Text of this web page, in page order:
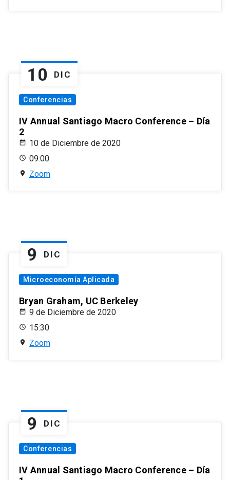
10 DIC
Conferencias
IV Annual Santiago Macro Conference – Día
2
10 de Diciembre de 2020
09:00
Zoom
9 DIC
Microeconomía Aplicada
Bryan Graham, UC Berkeley
9 de Diciembre de 2020
15:30
Zoom
9 DIC
Conferencias
IV Annual Santiago Macro Conference – Día